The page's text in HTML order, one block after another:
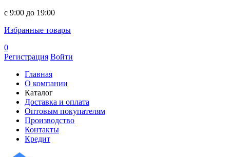
c 9:00 до 19:00
Избранные товары
0
Регистрация Войти
Главная
О компании
Каталог
Доставка и оплата
Оптовым покупателям
Производство
Контакты
Кредит